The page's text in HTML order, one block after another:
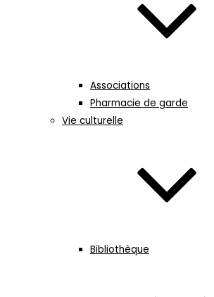
Associations
Pharmacie de garde
Vie culturelle
Bibliothèque